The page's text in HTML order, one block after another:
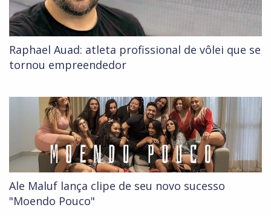
Raphael Auad: atleta profissional de vôlei que se
tornou empreendedor
Ale Maluf lança clipe de seu novo sucesso
"Moendo Pouco"